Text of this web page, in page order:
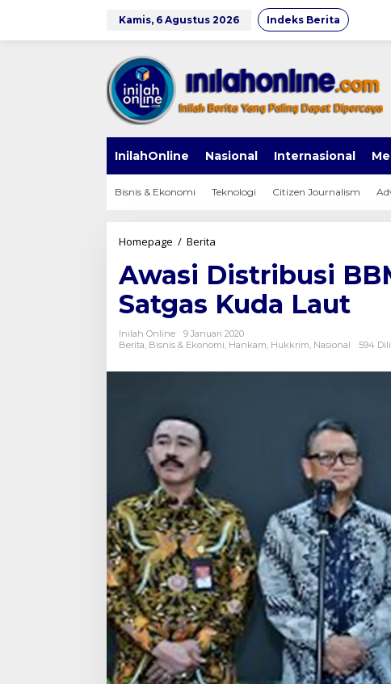
Kamis, 6 Agustus 2026 Indeks Berita
InilahOnline Nasional Internasional
Bisnis & Ekonomi Teknologi Citizen Journalism
Homepage / Berita
BBM,
Kapolri
Bentuk
Satgas
Kuda
Laut
Awasi Distribusi
Satgas Kuda Laut
Inilah Online
9 Januari 2020
Berita, Bisnis & Ekonomi, Hankam, Hukkrim, Nasional 594